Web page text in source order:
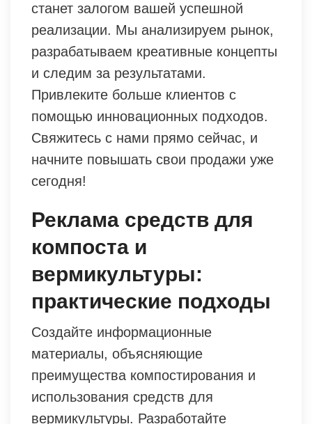
станет залогом вашей успешной
реализации. Мы анализируем рынок,
разрабатываем креативные концепты
и следим за результатами.
Привлеките больше клиентов с
помощью инновационных подходов.
Свяжитесь с нами прямо сейчас, и
начните повышать свои продажи уже
сегодня!
Реклама средств для
компоста и
вермикультуры:
практические подходы
Создайте информационные
материалы, объясняющие
преимущества компостирования и
использования средств для
вермикультуры. Разработайте